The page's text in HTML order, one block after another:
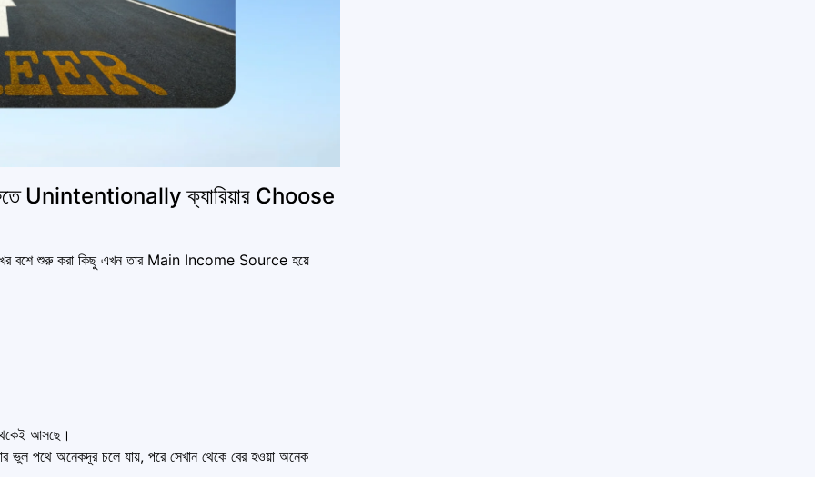
শুরুতে Unintentionally ক্যারিয়ার Choose
বশে শুরু করা কিছু এখন তার Main Income Source হয়ে
আসছে।
অনেকদূর চলে যায়, পরে সেখান থেকে বের হওয়া অনেক